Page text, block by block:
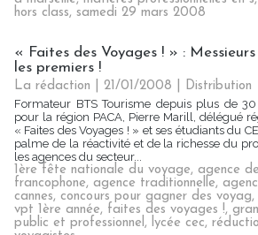
hors class, samedi 29 mars 2008
« Faites des Voyages ! » :
les premiers !
La rédaction | 21/01/2008
Distribution
Formateur BTS Tourisme depuis plus de
pour la région PACA, Pierre Marill, délégué
« Faites des Voyages ! » et ses étudiants du
palme de la réactivité et de la richesse du
les agences du secteur...
1ère fête nationale du voyage, agence
francophone, agence traditionnelle,
cannes, concours pour gagner des voyag,
vpt 1ère année, faites des voyages !,
public et professionnel, lycée cec,